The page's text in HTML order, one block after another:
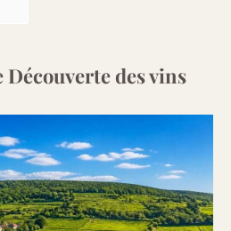
Découverte des vins